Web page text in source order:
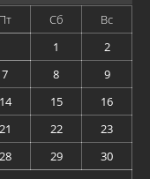
Пт Сб
Вс
1
2
7 8
9
14 15
16
21 22
23
28 29
30